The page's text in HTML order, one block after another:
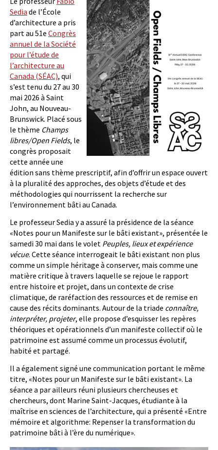
Sedia de l’École
d’architecture a pris
part au 51e Congrès
annuel de la Société
pour l’étude de
l’architecture au
Canada (SÉAC), qui
s’est tenu du 27 au 30
mai 2026 à Saint
John, au Nouveau-
Brunswick. Placé sous
le thème Champs
libres/Open Fields, le
congrès proposait
cette année une
édition sans thème prescriptif, afin d’offrir un espace ouvert
à la pluralité des approches, des objets d’étude et des
méthodologies qui nourrissent la recherche sur
l’environnement bâti au Canada.
Le professeur Sedia y a assuré la présidence de la séance
«Notes pour un Manifeste sur le bâti existant», présentée le
samedi 30 mai dans le volet Peuples, lieux et expérience
vécue. Cette séance interrogeait le bâti existant non plus
comme un simple héritage à conserver, mais comme une
matière critique à travers laquelle se rejoue le rapport
entre histoire et projet, dans un contexte de crise
climatique, de raréfaction des ressources et de remise en
cause des récits dominants. Autour de la triade connaître,
interpréter, projeter, elle propose d’esquisser les repères
théoriques et opérationnels d’un manifeste collectif où le
patrimoine est assumé comme un processus évolutif,
habité et partagé.
Il a également signé une communication portant le même
titre, «Notes pour un Manifeste sur le bâti existant». La
séance a par ailleurs réuni plusieurs chercheuses et
chercheurs, dont Marine Saint-Jacques, étudiante à la
maîtrise en sciences de l’architecture, qui a présenté «Entre
mémoire et algorithme: Repenser la transformation du
patrimoine bâti à l’ère du numérique».